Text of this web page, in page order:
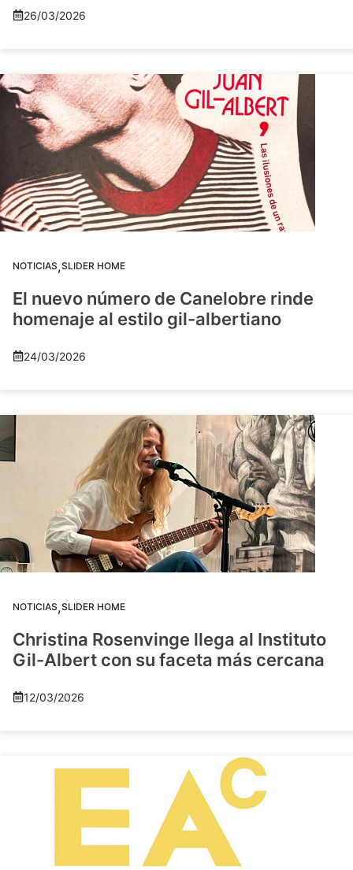
26/03/2026
NOTICIAS,SLIDER HOME
El nuevo número de Canelobre rinde
homenaje al estilo gil-albertiano
24/03/2026
NOTICIAS,SLIDER HOME
Christina Rosenvinge llega al Instituto
Gil-Albert con su faceta más cercana
12/03/2026